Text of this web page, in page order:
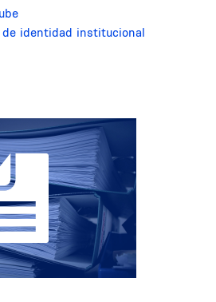
de identidad institucional